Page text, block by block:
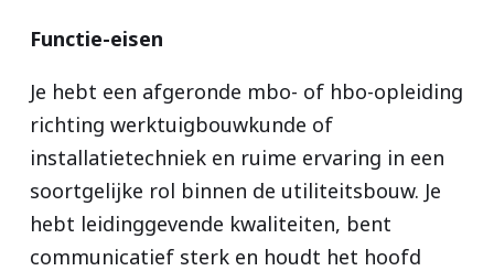
Functie-eisen
Je hebt een afgeronde mbo- of hbo-opleiding
richting werktuigbouwkunde of
installatietechniek en ruime ervaring in een
soortgelijke rol binnen de utiliteitsbouw. Je
hebt leidinggevende kwaliteiten, bent
communicatief sterk en houdt het hoofd